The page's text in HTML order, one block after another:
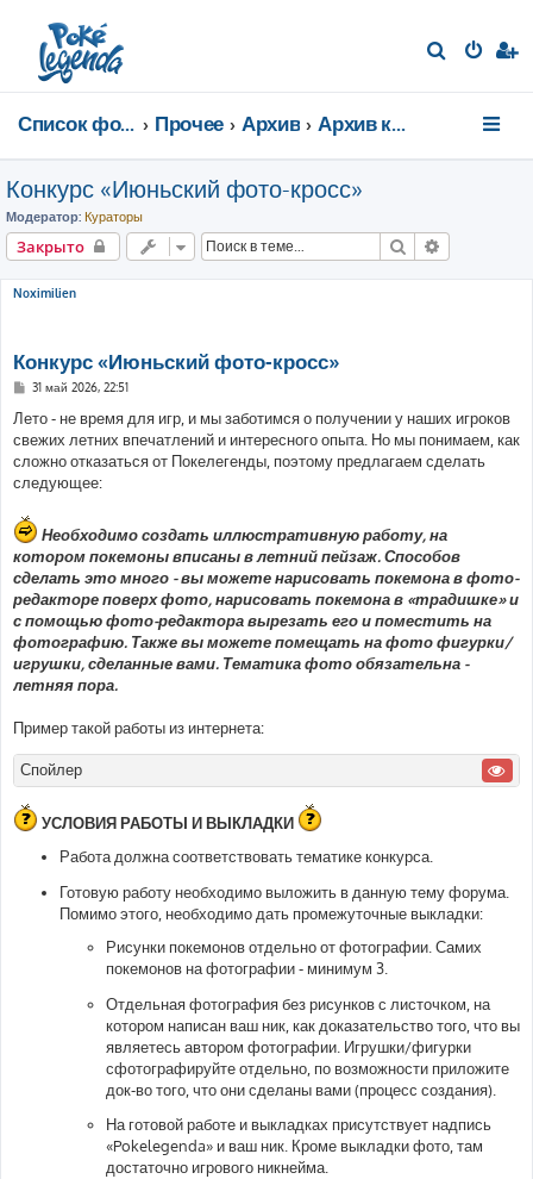
Список форумов Прочее Архив Архив конкурсов
Конкурс «Июньский фото-кросс»
Модератор: Кураторы
Закрыто Поиск
Noximilien
Конкурс «Июньский фото-кросс»
С
о
б
щ
е
н
и
31 май 2026, 22:51
Лето - не время для игр, и мы заботимся о получении у наших игроков
свежих летних впечатлений и интересного опыта. Но мы понимаем, как
сложно отказаться от Покелегенды, поэтому предлагаем сделать
следующее:
Необходимо создать иллюстративную работу, на
котором покемоны вписаны в летний пейзаж. Способов
сделать это много - вы можете нарисовать покемона в фото-
редакторе поверх фото, нарисовать покемона в «традишке» и
с помощью фото-редактора вырезать его и поместить на
фотографию. Также вы можете помещать на фото фигурки/
игрушки, сделанные вами. Тематика фото обязательна -
летняя пора.
Пример такой работы из интернета:
Спойлер
УСЛОВИЯ РАБОТЫ И ВЫКЛАДКИ
Работа должна соответствовать тематике конкурса.
Готовую работу необходимо выложить в данную тему форума.
Помимо этого, необходимо дать промежуточные выкладки:
Рисунки покемонов отдельно от фотографии. Самих
покемонов на фотографии - минимум 3.
Отдельная фотография без рисунков с листочком, на
котором написан ваш ник, как доказательство того, что вы
являетесь автором фотографии. Игрушки/фигурки
сфотографируйте отдельно, по возможности приложите
док-во того, что они сделаны вами (процесс создания).
На готовой работе и выкладках присутствует надпись
«Pokelegenda» и ваш ник. Кроме выкладки фото, там
достаточно игрового никнейма.